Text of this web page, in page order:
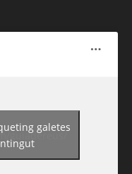
guiadereus/
galetes